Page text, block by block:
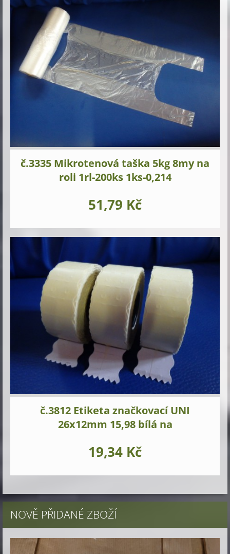
č.3335 Mikrotenová taška 5kg 8my na
roli 1rl-200ks 1ks-0,214
51,79 Kč
č.3812 Etiketa značkovací UNI
26x12mm 15,98 bílá na
19,34 Kč
NOVĚ PŘIDANÉ ZBOŽÍ